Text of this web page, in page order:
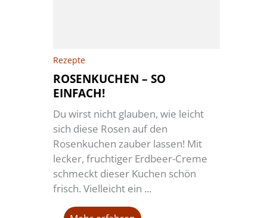
Rezepte
ROSENKUCHEN – SO
EINFACH!
Du wirst nicht glauben, wie leicht
sich diese Rosen auf den
Rosenkuchen zauber lassen! Mit
lecker, fruchtiger Erdbeer-Creme
schmeckt dieser Kuchen schön
frisch. Vielleicht ein ...